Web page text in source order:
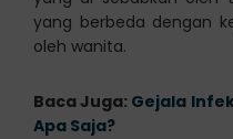
yang berbeda dengan
oleh wanita.
Baca Juga: Gejala
Apa Saja?